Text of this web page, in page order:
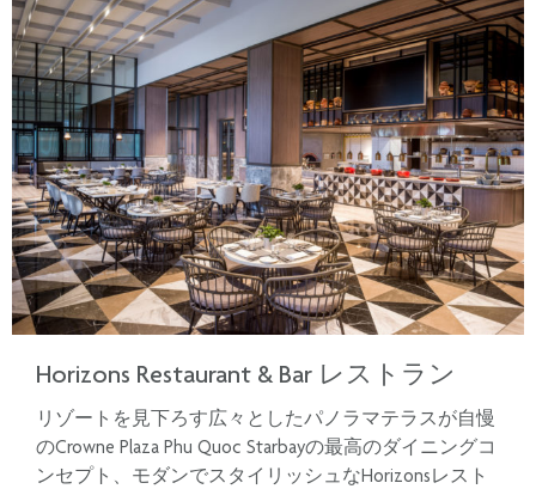
Horizons Restaurant & Bar レストラン
リゾートを見下ろす広々としたパノラマテラスが自慢
のCrowne Plaza Phu Quoc Starbayの最高のダイニングコ
ンセプト、モダンでスタイリッシュなHorizonsレスト